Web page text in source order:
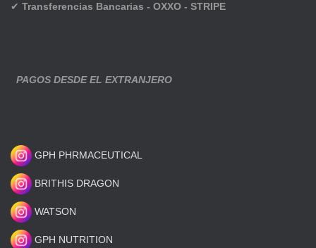
✔ Transferencias Bancarias - OXXO - STRIPE
PAGOS DESDE EL EXTRANJERO
GPH PHRMACEUTICAL
BRITHIS DRAGON
WATSON
GPH NUTRITION